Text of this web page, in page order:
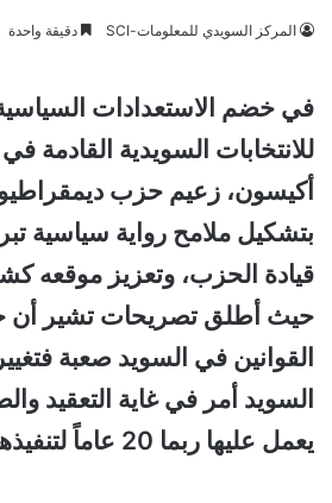
المركز السويدي للمعلومات-SCI دقيقة واحدة
في خضم الاستعدادات
بتشكيل ملامح رواية سياسية
قيادة الحزب، وتعزيز موقعه
حيث أطلق تصريحات تشير أن
القوانين في السويد صعبة
السويد أمر في غاية التعقيد
يعمل عليها ربما 20 عاماً لتنفيذها.